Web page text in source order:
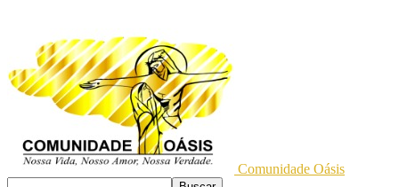
Comunidade Oásis